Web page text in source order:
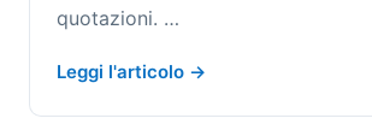
quotazioni. …
Leggi l'articolo →